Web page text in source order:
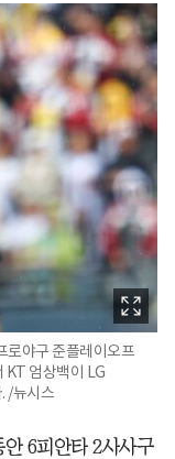
로야구 준플레이오프
KT 엄상백이 LG
/뉴시스
6피안타 2사사구